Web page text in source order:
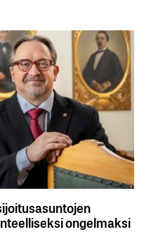
ongelmaksi